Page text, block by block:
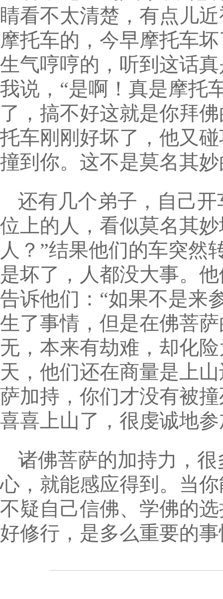
睛看不太清楚，有点儿
摩托车的，今早摩托车
生气哼哼的，听到这话
我说，“是啊！真是摩托
了，搞不好这就是你拜
托车刚刚好坏了，他又
撞到你。这不是莫名其
还有几个弟子，自己
位上的人，看似莫名其
人？”结果他们的车突
是坏了，人都没大事。
告诉他们：“如果不是来
生了事情，但是在佛菩
无，本来有劫难，却化
天，他们还在商量是上
萨加持，你们才没有被
喜喜上山了，很虔诚地
诸佛菩萨的加持力，
心，就能感应得到。当
不疑自己信佛、学佛的
好修行，是多么重要的